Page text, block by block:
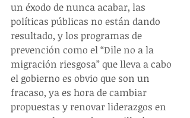
un éxodo de nunca acabar, las
políticas públicas no están dando
resultado, y los programas de
prevención como el “Dile no a la
migración riesgosa” que lleva a cabo
el gobierno es obvio que son un
fracaso, ya es hora de cambiar
propuestas y renovar liderazgos en